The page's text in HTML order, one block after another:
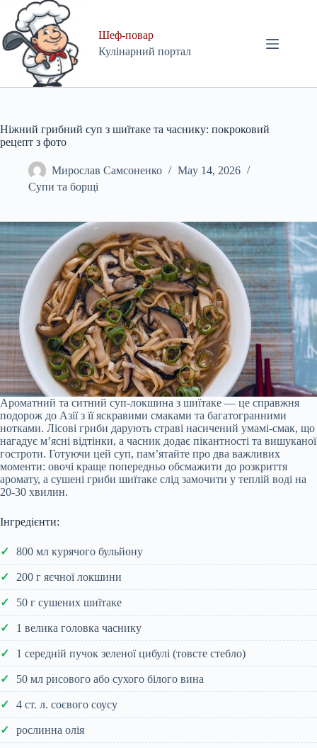
content
Шеф-повар
Кулінарний портал
Ніжний грибний суп з шиїтаке та часнику: покроковий
рецепт з фото
Мирослав Самсоненко
May 14, 2026
Супи та борщі
Ароматний та ситний суп-локшина з шиїтаке — це справжня
подорож до Азії з її яскравими смаками та багатогранними
нотками. Лісові гриби дарують страві насичений умамі-смак, що
нагадує м’ясні відтінки, а часник додає пікантності та вишуканої
гостроти. Готуючи цей суп, пам’ятайте про два важливих
моменти: овочі краще попередньо обсмажити до розкриття
аромату, а сушені гриби шиїтаке слід замочити у теплій воді на
20-30 хвилин.
Інгредієнти:
800 мл курячого бульйону
200 г яєчної локшини
50 г сушених шиїтаке
1 велика головка часнику
1 середній пучок зеленої цибулі (товсте стебло)
50 мл рисового або сухого білого вина
4 ст. л. соєвого соусу
рослинна олія